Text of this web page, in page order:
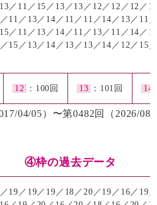
／11／15／13／13／12／12／12／
11／13／14／11／11／14／13／11
／11／13／14／11／13／11／14／
15／13／14／13／13／14／12／15
12 ：100回 13 ：101回 14
04/05）〜第0482回（2026/08/
④枠の過去データ
19／19／19／18／20／19／16／19